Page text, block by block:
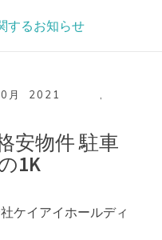
するお知らせ
月 2021
安物件 駐車
1K
ケイアイホールディ